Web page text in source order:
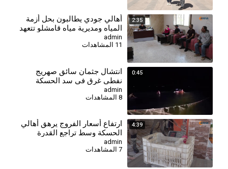
2:35
أهالي جودي يطالبون بحل أزمة
المياه ومديرية مياه قامشلو تتعهد
بإجراءات إسعافية
admin
0:45
انتشال جثمان سائق صهريج
نفطي غرق في سد الحسكة
الجنوبي
admin
8 المشاهدات
4:39
⁣ارتفاع أسعار الفروج يرهق أهالي
الحسكة وسط تراجع القدرة
الشرائية
admin
7 المشاهدات